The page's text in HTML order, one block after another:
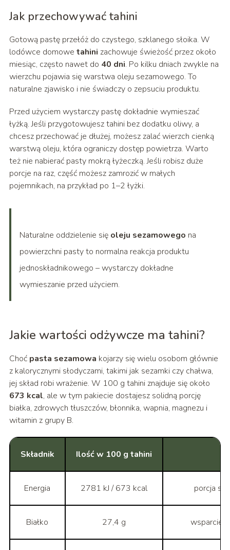
Jak przechowywać tahini
Gotową pastę przełóż do czystego, szklanego słoika. W
lodówce domowe tahini zachowuje świeżość przez około
miesiąc, często nawet do 40 dni. Po kilku dniach zwykle na
wierzchu pojawia się warstwa oleju sezamowego. To
naturalne zjawisko i nie świadczy o zepsuciu produktu.
Przed użyciem wystarczy pastę dokładnie wymieszać
łyżką. Jeśli przygotowujesz tahini bez dodatku oliwy, a
chcesz przechować je dłużej, możesz zalać wierzch cienką
warstwą oleju, która ograniczy dostęp powietrza. Warto
też nie nabierać pasty mokrą łyżeczką. Jeśli robisz duże
porcje na raz, część możesz zamrozić w małych
pojemnikach, na przykład po 1–2 łyżki.
Naturalne oddzielenie się oleju sezamowego na
powierzchni pasty to normalna reakcja produktu
jednoskładnikowego – wystarczy dokładne
wymieszanie przed użyciem.
Jakie wartości odżywcze ma tahini?
Choć pasta sezamowa kojarzy się wielu osobom głównie
z kalorycznymi słodyczami, takimi jak sezamki czy chałwa,
jej skład robi wrażenie. W 100 g tahini znajduje się około
673 kcal, ale w tym pakiecie dostajesz solidną porcję
białka, zdrowych tłuszczów, błonnika, wapnia, magnezu i
witamin z grupy B.
Składnik Ilość w 100 g tahini
Energia 2781 kJ / 673 kcal porcja
Białko 27,4 g wsparcie